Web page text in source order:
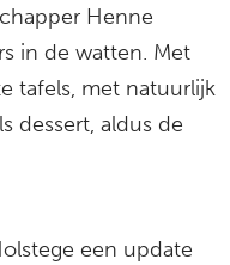
Henne
in de watten. Met
tafels, met natuurlijk
dessert, aldus de
een update